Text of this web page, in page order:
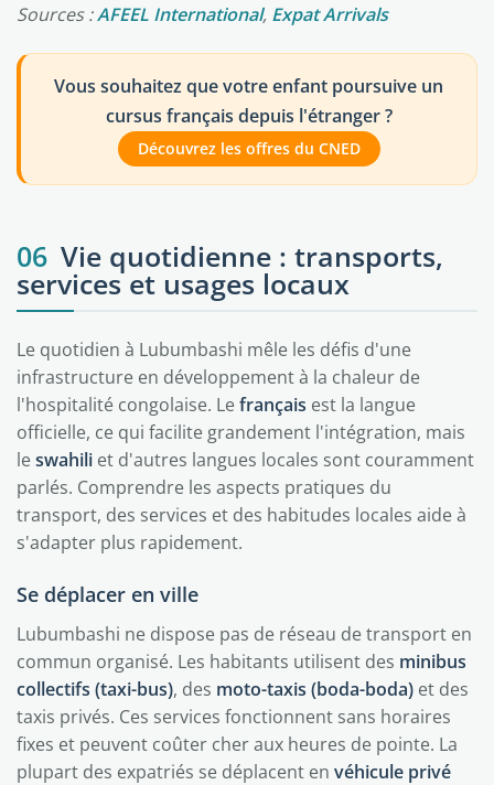
Sources :AFEEL International, Expat Arrivals
Vous souhaitez que votre enfant poursuive un
cursus français depuis l'étranger ?
Découvrez les offres du CNED
06 Vie quotidienne : transports,
services et usages locaux
Le quotidien à Lubumbashi mêle les défis d'une
infrastructure en développement à la chaleur de
l'hospitalité congolaise. Lefrançais est la langue
officielle, ce qui facilite grandement l'intégration, mais
leswahili et d'autres langues locales sont couramment
parlés. Comprendre les aspects pratiques du
transport, des services et des habitudes locales aide à
s'adapter plus rapidement.
Se déplacer en ville
Lubumbashi ne dispose pas de réseau de transport en
commun organisé. Les habitants utilisent des minibus
collectifs (taxi-bus), des moto-taxis (boda-boda) et des
taxis privés. Ces services fonctionnent sans horaires
fixes et peuvent coûter cher aux heures de pointe. La
plupart des expatriés se déplacent en véhicule privé